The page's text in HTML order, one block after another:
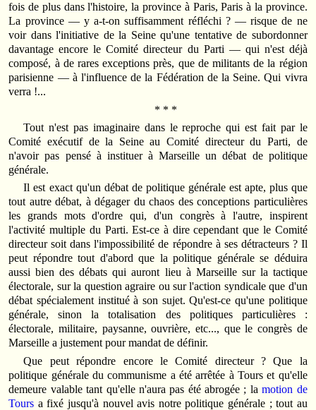
fois de plus dans l'histoire, la province à Paris, Paris à la province.
La province — y a-t-on suffisamment réfléchi ? — risque de ne
voir dans l'initiative de la Seine qu'une tentative de subordonner
davantage encore le Comité directeur du Parti — qui n'est déjà
composé, à de rares exceptions près, que de militants de la région
parisienne — à l'influence de la Fédération de la Seine. Qui vivra
verra !...
* * *
Tout n'est pas imaginaire dans le reproche qui est fait par le
Comité exécutif de la Seine au Comité directeur du Parti, de
n'avoir pas pensé à instituer à Marseille un débat de politique
générale.
Il est exact qu'un débat de politique générale est apte, plus que
tout autre débat, à dégager du chaos des conceptions particulières
les grands mots d'ordre qui, d'un congrès à l'autre, inspirent
l'activité multiple du Parti. Est-ce à dire cependant que le Comité
directeur soit dans l'impossibilité de répondre à ses détracteurs ? Il
peut répondre tout d'abord que la politique générale se déduira
aussi bien des débats qui auront lieu à Marseille sur la tactique
électorale, sur la question agraire ou sur l'action syndicale que d'un
débat spécialement institué à son sujet. Qu'est-ce qu'une politique
générale, sinon la totalisation des politiques particulières :
électorale, militaire, paysanne, ouvrière, etc..., que le congrès de
Marseille a justement pour mandat de définir.
Que peut répondre encore le Comité directeur ? Que la
politique générale du communisme a été arrêtée à Tours et qu'elle
demeure valable tant qu'elle n'aura pas été abrogée ; lamotion de
Tours a fixé jusqu'à nouvel avis notre politique générale ; tout au